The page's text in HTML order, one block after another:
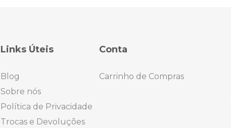
Links Úteis
Blog
Sobre nós
Política de Privacidade
Trocas e Devoluções
Conta
Carrinho de Compras